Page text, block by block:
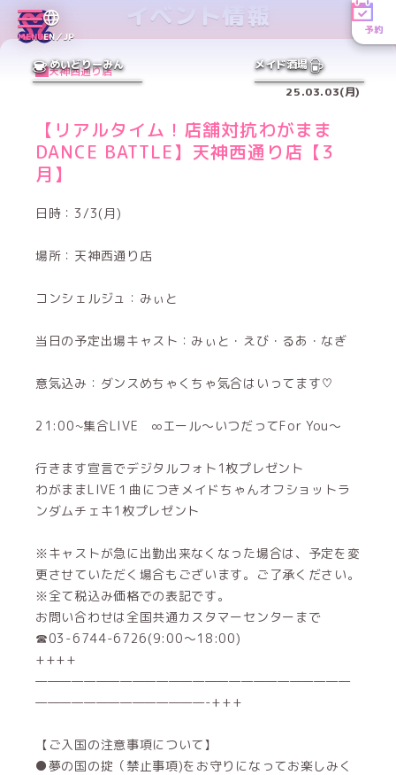
MENUEN／JP
予約
めいどりーみん メイド酒場
イベント情報
天神西通り店
25.03.03(月)
【リアルタイム！店舗対抗わがまま
DANCE BATTLE】天神西通り店【3
月】
日時：3/3(月)
場所：天神西通り店
コンシェルジュ：みぃと
当日の予定出場キャスト：みぃと・えび・るあ・なぎ
意気込み：ダンスめちゃくちゃ気合はいってます♡
21:00~集合LIVE ∞エール～いつだってFor You～
行きます宣言でデジタルフォト1枚プレゼント
わがままLIVE１曲につきメイドちゃんオフショットラ
ンダムチェキ1枚プレゼント
※キャストが急に出勤出来なくなった場合は、予定を変
更させていただく場合もございます。ご了承ください。
※全て税込み価格での表記です。
お問い合わせは全国共通カスタマーセンターまで
☎03-6744-6726(9:00～18:00)
++++
——————————————————————————
——————————————-+++
【ご入国の注意事項について】
●夢の国の掟（禁止事項)をお守りになってお楽しみく